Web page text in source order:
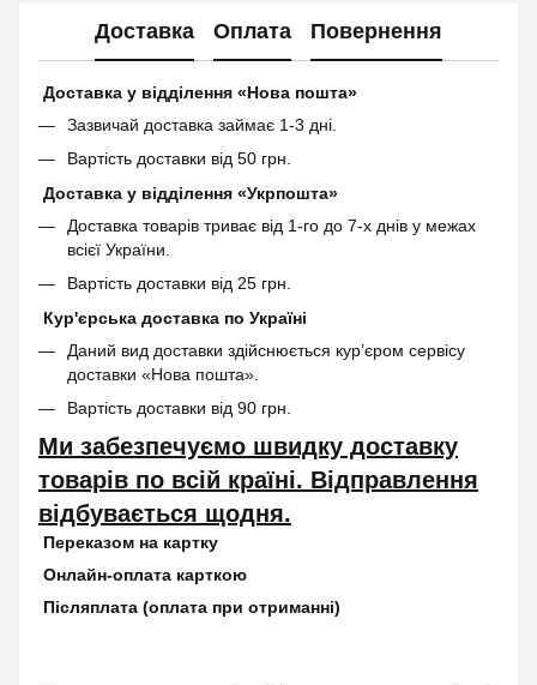
Доставка Оплата Повернення
Доставка у відділення «Нова пошта»
Зазвичай доставка займає 1-3 дні.
Вартість доставки від 50 грн.
Доставка у відділення «Укрпошта»
Доставка товарів триває від 1-го до 7-х днів у межах
всієї України.
Вартість доставки від 25 грн.
Кур'єрська доставка по Україні
Даний вид доставки здійснюється кур’єром сервісу
доставки «Нова пошта».
Вартість доставки від 90 грн.
Ми забезпечуємо швидку доставку
товарів по всій країні. Відправлення
відбувається щодня.
Переказом на картку
Онлайн-оплата карткою
Післяплата (оплата при отриманні)